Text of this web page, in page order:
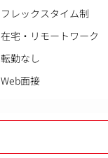
フレックスタイム制
在宅・リモートワーク
転勤なし
Web面接